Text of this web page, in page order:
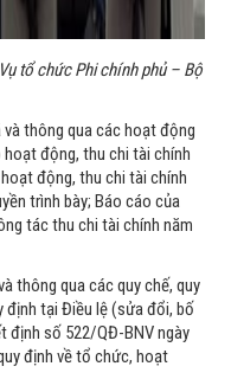
tổ chức Phi chính phủ – Bộ
thông qua các hoạt động
động, thu chi tài chính
động, thu chi tài chính
trình bày; Báo cáo của
tác thu chi tài chính năm
thông qua các quy chế, quy
định tại Điều lệ (sửa đổi, bố
định số 522/QĐ-BNV ngày
định về tổ chức, hoạt